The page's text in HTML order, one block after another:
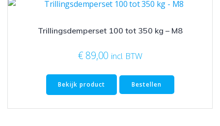
Trillingsdemperset 100 tot 350 kg – M8
€ 89,00 incl. BTW
Bekijk product Bestellen